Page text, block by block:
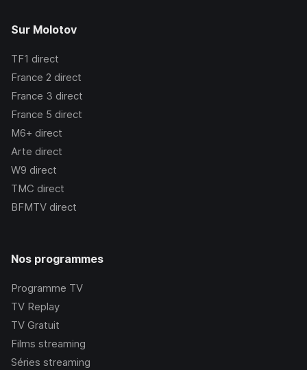
Sur Molotov
TF1 direct
France 2 direct
France 3 direct
France 5 direct
M6+ direct
Arte direct
W9 direct
TMC direct
BFMTV direct
Nos programmes
Programme TV
TV Replay
TV Gratuit
Films streaming
Séries streaming